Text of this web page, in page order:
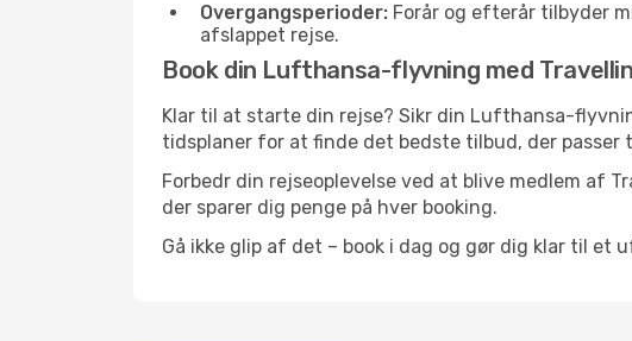
Overgangsperioder: Forår og efterår tilbyder
afslappet rejse.
Book din Lufthansa-flyvning med
Klar til at starte din rejse? Sikr din Lufthansa-
tidsplaner for at finde det bedste tilbud, der passer
Forbedr din rejseoplevelse ved at blive medlem af
der sparer dig penge på hver booking.
Gå ikke glip af det – book i dag og gør dig klar til et